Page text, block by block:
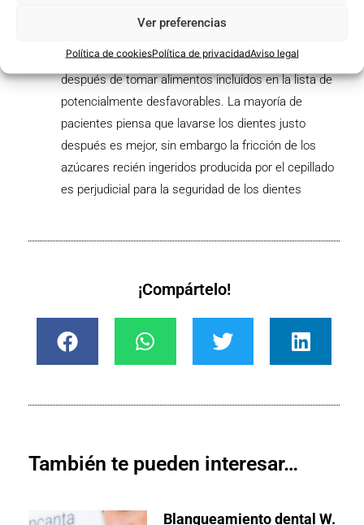
Ver preferencias
Política de cookiesPolítica de privacidadAviso legal
no comer ni tomar bebidas azucaradas después de
Esperar unos 20 minutos para cepillar los dientes
después de tomar alimentos incluidos en la lista de
potencialmente desfavorables. La mayoría de
pacientes piensa que lavarse los dientes justo
después es mejor, sin embargo la fricción de los
azúcares recién ingeridos producida por el cepillado
es perjudicial para la seguridad de los dientes
¡Compártelo!
También te pueden interesar…
Blanqueamiento dental W.